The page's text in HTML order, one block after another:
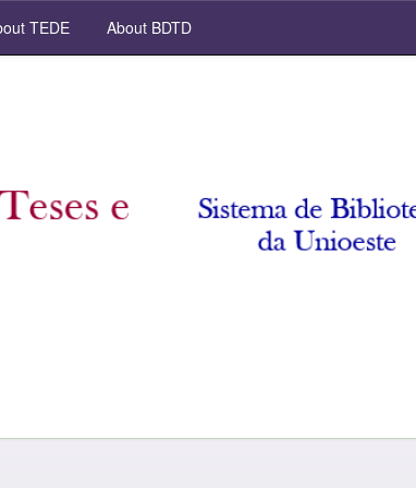
TEDE About BDTD